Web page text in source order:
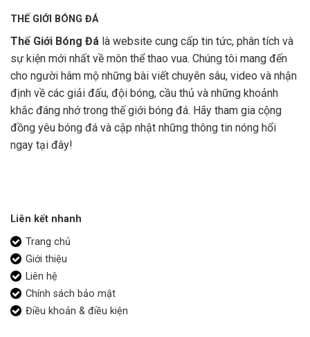
THẾ GIỚI BÓNG ĐÁ
Thế Giới Bóng Đá là website cung cấp tin tức, phân tích và
sự kiện mới nhất về môn thể thao vua. Chúng tôi mang đến
cho người hâm mộ những bài viết chuyên sâu, video và nhận
định về các giải đấu, đội bóng, cầu thủ và những khoảnh
khắc đáng nhớ trong thế giới bóng đá. Hãy tham gia cộng
đồng yêu bóng đá và cập nhật những thông tin nóng hổi
ngay tại đây!
Liên kết nhanh
Trang chủ
Giới thiệu
Liên hệ
Chính sách bảo mật
Điều khoản & điều kiện